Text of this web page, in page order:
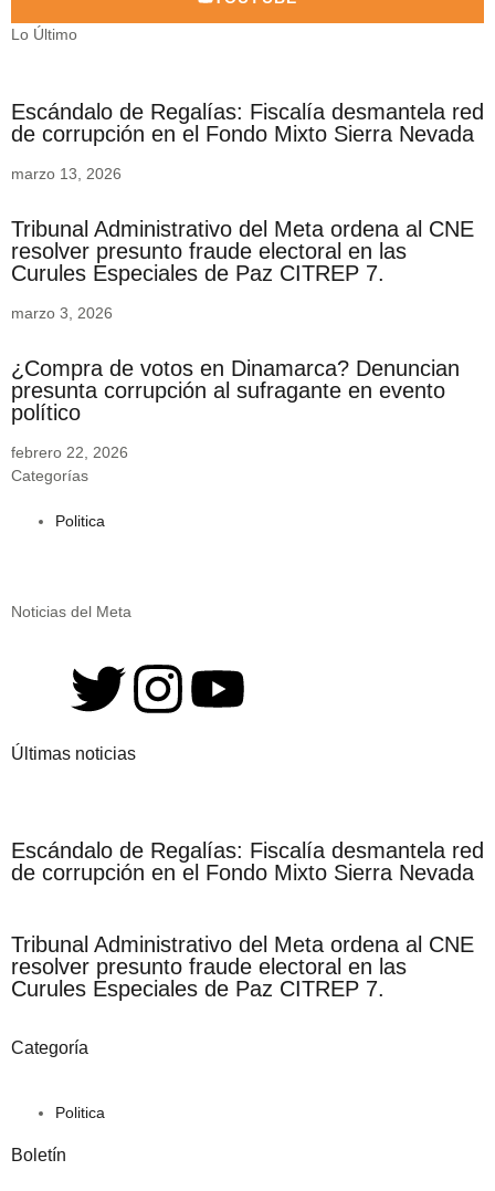
Lo Último
Escándalo de Regalías: Fiscalía desmantela red
de corrupción en el Fondo Mixto Sierra Nevada
marzo 13, 2026
Tribunal Administrativo del Meta ordena al CNE
resolver presunto fraude electoral en las
Curules Especiales de Paz CITREP 7.
marzo 3, 2026
¿Compra de votos en Dinamarca? Denuncian
presunta corrupción al sufragante en evento
político
febrero 22, 2026
Categorías
Politica
Noticias del Meta
Últimas noticias
Escándalo de Regalías: Fiscalía desmantela red
de corrupción en el Fondo Mixto Sierra Nevada
Tribunal Administrativo del Meta ordena al CNE
resolver presunto fraude electoral en las
Curules Especiales de Paz CITREP 7.
Categoría
Politica
Boletín